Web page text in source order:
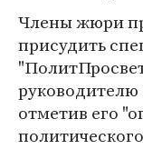
Члены жюри
присудить
отметив его